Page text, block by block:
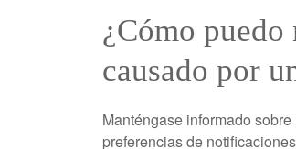
¿Cómo
causado por
Manténgase informado
preferencias de